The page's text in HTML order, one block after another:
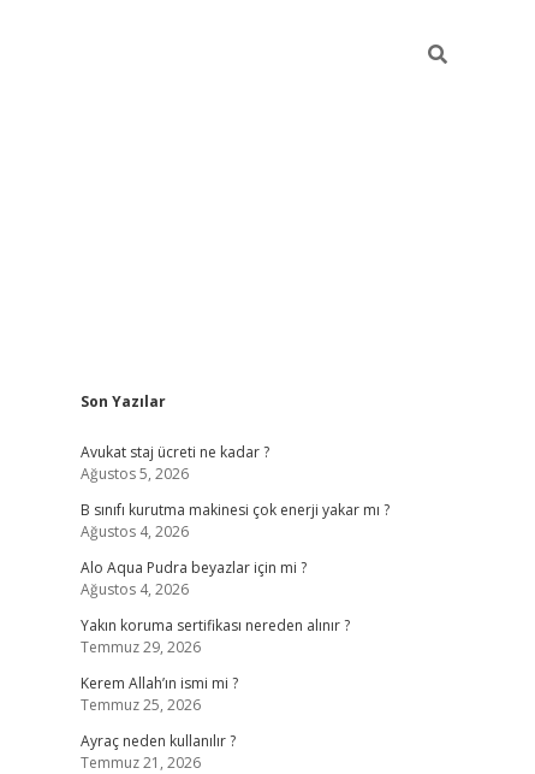
Sidebar
Son Yazılar
Avukat staj ücreti ne kadar ?
Ağustos 5, 2026
B sınıfı kurutma makinesi çok enerji yakar mı ?
Ağustos 4, 2026
Alo Aqua Pudra beyazlar için mi ?
Ağustos 4, 2026
Yakın koruma sertifikası nereden alınır ?
Temmuz 29, 2026
Kerem Allah’ın ismi mi ?
Temmuz 25, 2026
Ayraç neden kullanılır ?
Temmuz 21, 2026